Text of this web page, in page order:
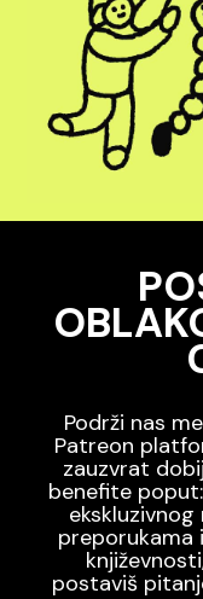
Podrži nas
Patreon
zauzvrat
benefite
preporukama
postaviš